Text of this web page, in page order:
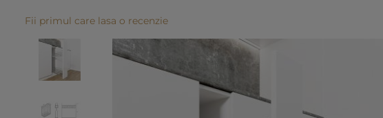
Skip
Fii primul care lasa o recenzie